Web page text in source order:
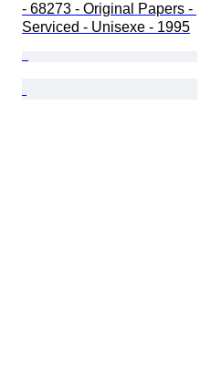
- 68273 - Original Papers -
Serviced - Unisexe - 1995